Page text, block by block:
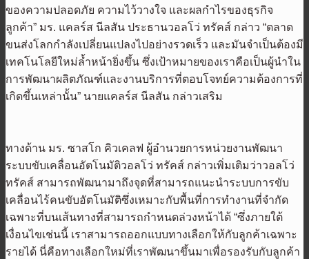
ของความปลอดภัย ความไว้วางใจ และผลกำไรของธุรกิจ
ลูกค้า” มร. แคลร์ส นีลสัน ประธานวอลโว่ ทรัคส์ กล่าว “ตลาด
ขนส่งโลกกำลังเปลี่ยนแปลงไปอย่างรวดเร็ว และมันจำเป็นต้องมี
เทคโนโลยีใหม่ล้ำหน้ายิ่งขึ้น ซึ่งเป้าหมายของเราคือเป็นผู้นำใน
การพัฒนาผลิตภัณฑ์และงานบริการที่ตอบโจทย์ความต้องการที่
เกิดขึ้นเหล่านั้น” นายแคลร์ส นีลสัน กล่าวเสริม
ทางด้าน มร. ซาสโก คิวเคลฟ ผู้อำนวยการหน่วยงานพัฒนา
ระบบขับเคลื่อนอัตโนมัติวอลโว่ ทรัคส์ กล่าวเพิ่มเติมว่าวอลโว่
ทรัคส์ สามารถพัฒนามาถึงจุดที่สามารถแนะนำระบบการขับ
เคลื่อนไร้คนขับอัตโนมัติซึ่งเหมาะกับพื้นที่การทำงานที่จำกัด
เฉพาะที่บนเส้นทางที่สามารถกำหนดล่วงหน้าได้ “ซึ่งภายใต้
เงื่อนไขเช่นนี้ เราสามารถออกแบบทางเลือกให้กับลูกค้าเฉพาะ
รายได้ นี่คือทางเลือกใหม่ที่เราพัฒนาขึ้นมาเพื่อรองรับกับลูกค้า